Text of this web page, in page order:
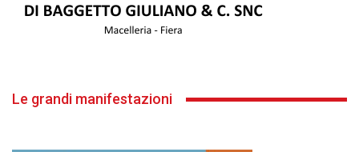
Le grandi manifestazioni